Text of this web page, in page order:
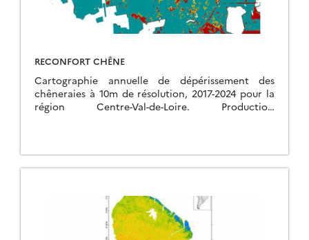
RECONFORT CHÊNE
Cartographie annuelle de dépérissement des
chêneraies à 10m de résolution, 2017-2024 pour la
région Centre-Val-de-Loire. Production